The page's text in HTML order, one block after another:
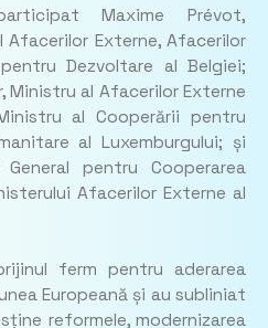
Maxime Prévot,
Afacerilor Externe, Afacerilor
Dezvoltare al Belgiei;
Ministru al Afacerilor Externe
al Cooperării pentru
al Luxemburgului; și
pentru Cooperarea
Afacerilor Externe al
ferm pentru aderarea
Europeană și au subliniat
reformele, modernizarea